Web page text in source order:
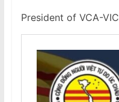
President of VCA-VIC